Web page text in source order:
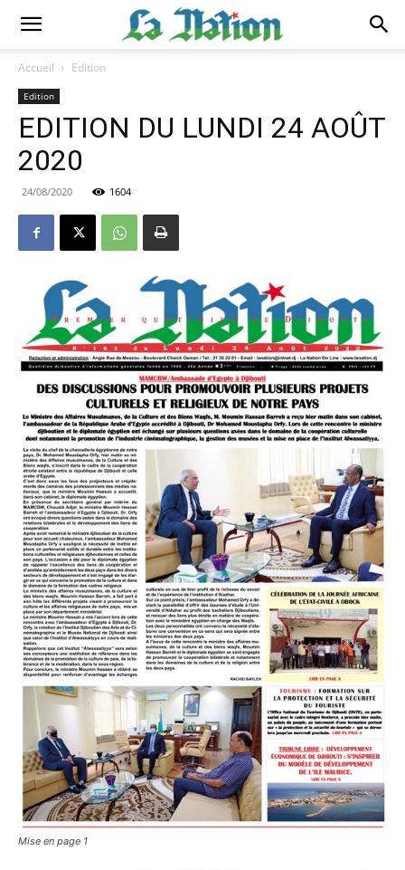
Accueil Edition
Edition
EDITION DU LUNDI 24 AOÛT
2020
24/08/2020 1604
Mise en page 1